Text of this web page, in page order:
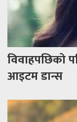
विवाहपछिको
आइटम डान्स